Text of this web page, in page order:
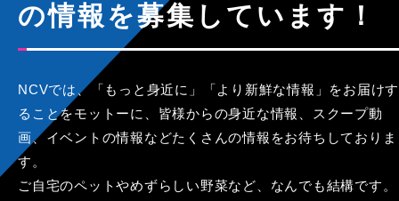
の情報を募集しています！
NCVでは、「もっと身近に」「より新鮮な情報」をお届けす
ることをモットーに、皆様からの身近な情報、スクープ動
画、イベントの情報などたくさんの情報をお待ちしておりま
す。
ご自宅のペットやめずらしい野菜など、なんでも結構です。